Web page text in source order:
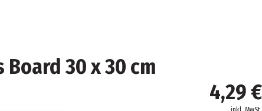
Board 30 x 30 cm
4,29 €